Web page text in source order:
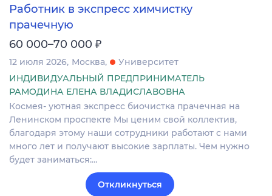
Работник в экспресс химчистку
прачечную
60 000–70 000 ₽
12 июля 2026 Москва
Университет
ИНДИВИДУАЛЬНЫЙ ПРЕДПРИНИМАТЕЛЬ
РАМОДИНА ЕЛЕНА ВЛАДИСЛАВОВНА
Космея- уютная экспресс биочистка прачечная на
Ленинском проспекте Мы ценим свой коллектив,
благодаря этому наши сотрудники работают с нами
много лет и получают высокие зарплаты. Чем нужно
будет заниматься:…
Откликнуться